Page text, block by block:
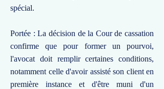
spécial.
Portée : La décision de la Cour de cassation
confirme que pour former un pourvoi,
l'avocat doit remplir certaines conditions,
notamment celle d'avoir assisté son client en
première instance et d'être muni d'un